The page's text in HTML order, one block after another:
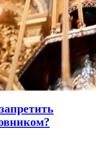
запретить